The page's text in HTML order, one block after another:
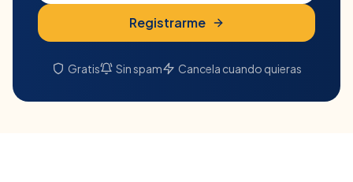
Registrarme
Gratis Sin spam Cancela cuando quieras